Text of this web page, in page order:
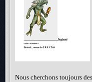
Nous cherchons toujours